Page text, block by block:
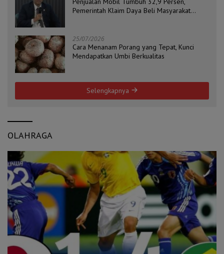
Pemerintah Klaim Daya Beli Masyarakat
25/07/2026
Cara Menanam Porang yang Tepat, Kunci
Mendapatkan Umbi Berkualitas
Selengkapnya
OLAHRAGA